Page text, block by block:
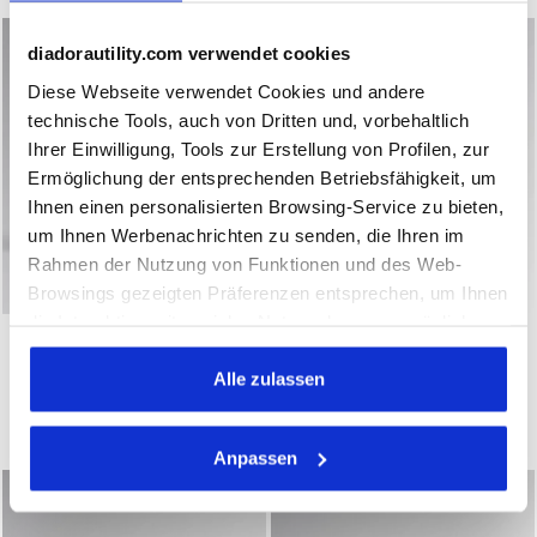
diadorautility.com verwendet cookies
Diese Webseite verwendet Cookies und andere
technische Tools, auch von Dritten und, vorbehaltlich
Ihrer Einwilligung, Tools zur Erstellung von Profilen, zur
Ermöglichung der entsprechenden Betriebsfähigkeit, um
Ihnen einen personalisierten Browsing-Service zu bieten,
um Ihnen Werbenachrichten zu senden, die Ihren im
Rahmen der Nutzung von Funktionen und des Web-
Browsings gezeigten Präferenzen entsprechen, um Ihnen
und/oder um Ihr Verhalten auf der Webseite zu
analysieren und zu überwachen. Wenn Sie auf
"Annehmen" klicken, erteilen Sie die Einwilligung zur
Profilerstellung, zur Analyse, auch im Zusammenhang
mit sozialen Netzwerken, dienenden Tools. Sie können
Alle zulassen
Anpassen
FO SR ESD
Niedriger Arbeitsschuh - Diadora Utility x Ducati Corse
€ 165,00
Niedriger Arbeitsschuh